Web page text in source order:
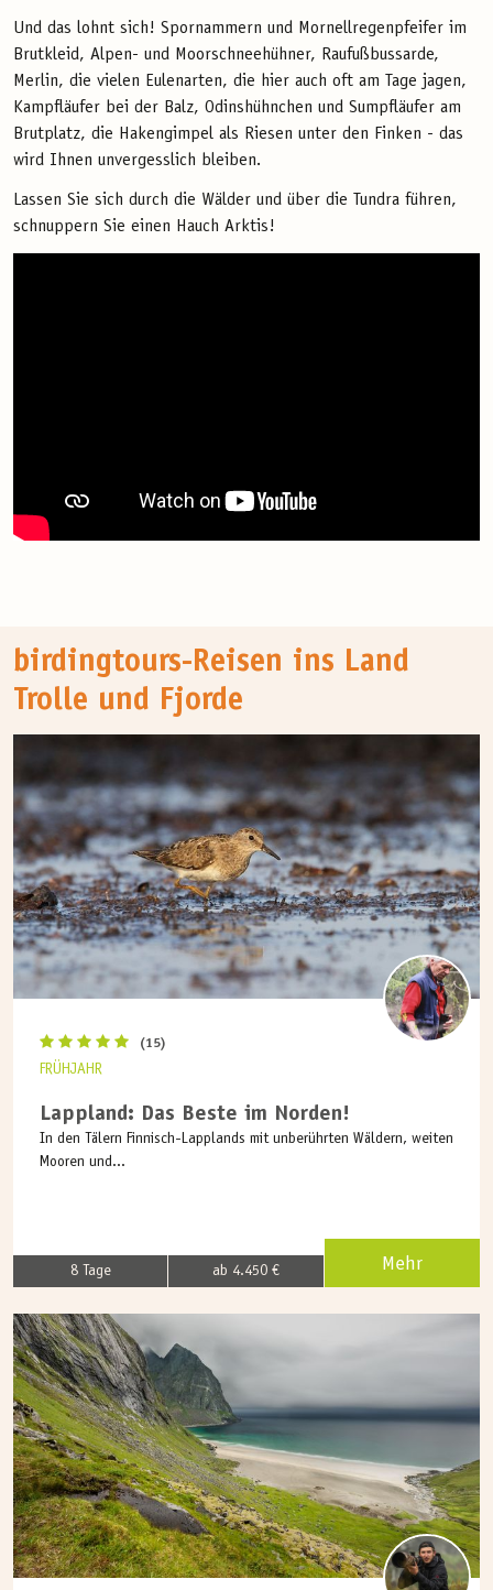
Und das lohnt sich! Spornammern und Mornellregenpfeifer im
Brutkleid, Alpen- und Moorschneehühner, Raufußbussarde,
Merlin, die vielen Eulenarten, die hier auch oft am Tage jagen,
Kampfläufer bei der Balz, Odinshühnchen und Sumpfläufer am
Brutplatz, die Hakengimpel als Riesen unter den Finken - das
wird Ihnen unvergesslich bleiben.
Lassen Sie sich durch die Wälder und über die Tundra führen,
schnuppern Sie einen Hauch Arktis!
birdingtours-Reisen ins Land
Trolle und Fjorde
(15)
FRÜHJAHR
Lappland: Das Beste im Norden!
In den Tälern Finnisch-Lapplands mit unberührten Wäldern, weiten
Mooren und...
8 Tage ab 4.450 € Mehr